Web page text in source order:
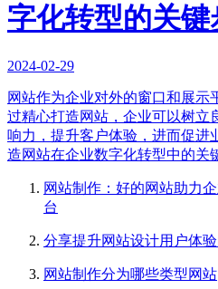
字化转型的关键
2024-02-29
网站作为企业对外的窗口和展示
过精心打造网站，企业可以树立
响力，提升客户体验，进而促进
造网站在企业数字化转型中的关
网站制作：好的网站助力
台
分享提升网站设计用户体
网站制作分为哪些类型网站